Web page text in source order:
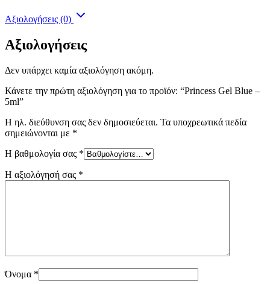
Αξιολογήσεις (0)
Αξιολογήσεις
Δεν υπάρχει καμία αξιολόγηση ακόμη.
Κάνετε την πρώτη αξιολόγηση για το προϊόν: “Princess Gel Blue –
5ml”
Η ηλ. διεύθυνση σας δεν δημοσιεύεται. Τα υποχρεωτικά πεδία
σημειώνονται με *
Η βαθμολογία σας *
Η αξιολόγησή σας *
Όνομα *